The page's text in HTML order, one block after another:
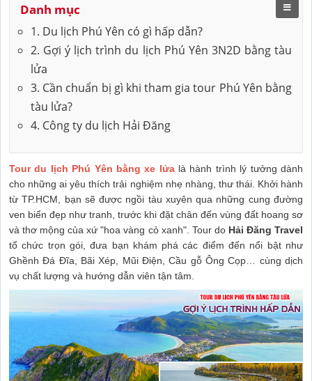
Danh mục
1. Du lịch Phú Yên có gì hấp dẫn?
2. Gợi ý lịch trình du lịch Phú Yên 3N2D bằng tàu
lửa
3. Cần chuẩn bị gì khi tham gia tour Phú Yên bằng
tàu lửa?
4. Công ty du lịch Hải Đăng
Tour du lịch Phú Yên bằng xe lửalà hành trình lý tưởng dành
cho những ai yêu thích trải nghiệm nhẹ nhàng, thư thái. Khởi hành
từ TP.HCM, bạn sẽ được ngồi tàu xuyên qua những cung đường
ven biển đẹp như tranh, trước khi đặt chân đến vùng đất hoang sơ
và thơ mộng của xứ "hoa vàng cỏ xanh". Tour do Hải Đăng Travel
tổ chức trọn gói, đưa bạn khám phá các điểm đến nổi bật như
Ghềnh Đá Đĩa, Bãi Xép, Mũi Điện, Cầu gỗ Ông Cọp… cùng dịch
vụ chất lượng và hướng dẫn viên tận tâm.